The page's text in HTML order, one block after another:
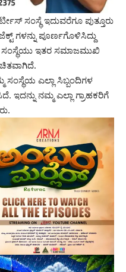
ಸಂಸ್ಥೆ ಇದುವರೆಗೂ ಪುತ್ತೂರು
ಗಳನ್ನು ಪೂರ್ಣಗೊಳಿಸಿದ್ದು
ಸಂಸ್ಥೆಯು ಇತರ ಸಮಾಜಮುಖಿ
ಎಲ್ಲಾ ಸಿಬ್ಬಂದಿಗಳ
ನಮ್ಮ ಎಲ್ಲಾ ಗ್ರಾಹಕರಿಗೆ